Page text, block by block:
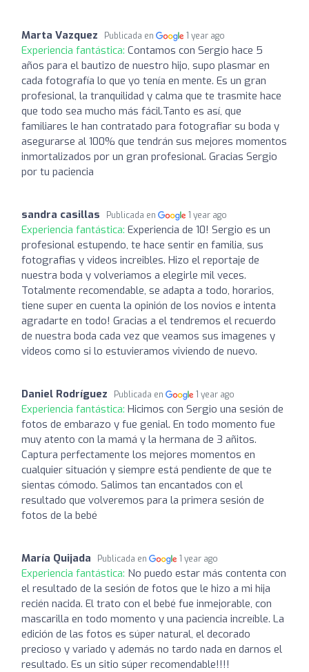
Marta Vazquez Publicada en 1 year ago
Experiencia fantástica: Contamos con Sergio hace 5
años para el bautizo de nuestro hijo, supo plasmar en
cada fotografía lo que yo tenía en mente. Es un gran
profesional, la tranquilidad y calma que te trasmite hace
que todo sea mucho más fácil.Tanto es así, que
familiares le han contratado para fotografiar su boda y
asegurarse al 100% que tendrán sus mejores momentos
inmortalizados por un gran profesional. Gracias Sergio
por tu paciencia
sandra casillas Publicada en 1 year ago
Experiencia fantástica: Experiencia de 10! Sergio es un
profesional estupendo, te hace sentir en familia, sus
fotografias y videos increibles. Hizo el reportaje de
nuestra boda y volveriamos a elegirle mil veces.
Totalmente recomendable, se adapta a todo, horarios,
tiene super en cuenta la opinión de los novios e intenta
agradarte en todo! Gracias a el tendremos el recuerdo
de nuestra boda cada vez que veamos sus imagenes y
videos como si lo estuvieramos viviendo de nuevo.
Daniel Rodríguez Publicada en 1 year ago
Experiencia fantástica: Hicimos con Sergio una sesión de
fotos de embarazo y fue genial. En todo momento fue
muy atento con la mamá y la hermana de 3 añitos.
Captura perfectamente los mejores momentos en
cualquier situación y siempre está pendiente de que te
sientas cómodo. Salimos tan encantados con el
resultado que volveremos para la primera sesión de
fotos de la bebé
María Quijada Publicada en 1 year ago
Experiencia fantástica: No puedo estar más contenta con
el resultado de la sesión de fotos que le hizo a mi hija
recién nacida. El trato con el bebé fue inmejorable, con
mascarilla en todo momento y una paciencia increíble. La
edición de las fotos es súper natural, el decorado
precioso y variado y además no tardo nada en darnos el
resultado. Es un sitio súper recomendable!!!!